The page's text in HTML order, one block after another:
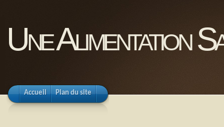
Une Alimentation
Accueil Plan du site